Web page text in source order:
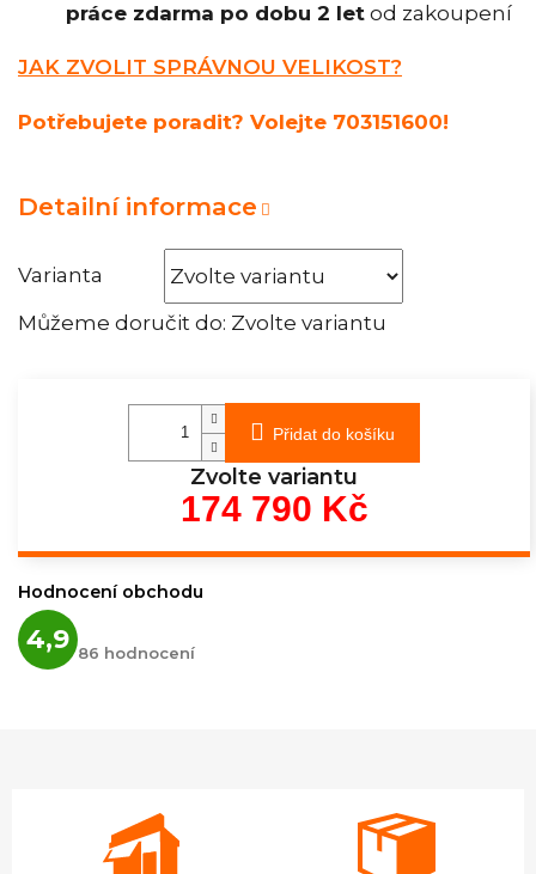
Varianta
Můžeme doručit do: Zvolte variantu
práce zdarma po dobu 2 let od zakoupení
JAK ZVOLIT SPRÁVNOU VELIKOST?
Potřebujete poradit? Volejte 703151600!
Detailní informace
Přidat do košíku
Zvolte variantu
174 790 KčMěrná
Hodnocení obchodu
4,9 hodnocení
obchodu
86 hodnocení